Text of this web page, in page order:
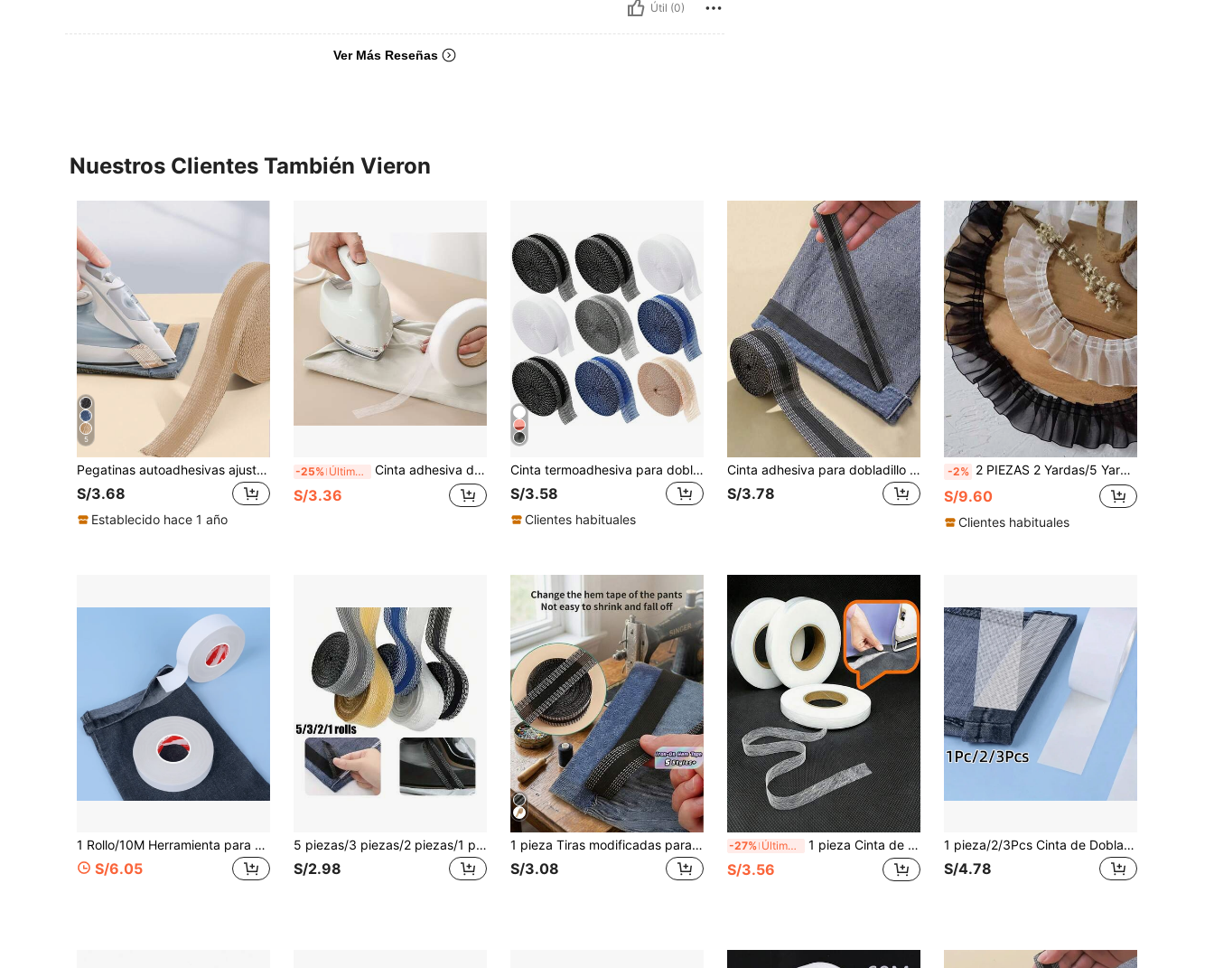
Útil (0)
Ver Más Reseñas
Nuestros Clientes También Vieron
5
Pegatinas autoadhesivas ajustables de longitud de bajo de pantalón sin cortar - ¡Ajusta fácilmente tus pantalones!
S/3.68
Establecido hace 1 año
-25% Último día Cinta adhesiva de 60m para acortar pantalones, accesorios de costura DIY para acortar la longitud de la ropa con plancha para uso doméstico
S/3.36
Cinta termoadhesiva para dobladillo de 1m/2m/5m/10m para acortar jeans, pantalones, ropa, faldas y costura DIY, cinta de alteración de dobladillo (1m/2m/3 metros/5m/10m), cinta termoadhesiva autoadhesiva para dobladillo, pretina autoadhesiva, lavable y parches termoadhesivos para dobladillo, accesorios de costura DIY - altera fácilmente pantalones, añade ambiente festivo a los regalos de vacaciones
S/3.58
Clientes habituales
Cinta adhesiva para dobladillo de pantalón, pegatina autoadhesiva para pernera de pantalón, parche para acortar el dobladillo del pantalón, pegatina para pernera de pantalón sin cortar para coser a mano, pegatina para acortar el dobladillo, adecuada para acortar vaqueros, pantalones, ropa, faldas y costura DIY
S/3.78
-2% 2 PIEZAS 2 Yardas/5 Yardas Cinta de Encaje de Organza Blanca con Borde de Volantes Plisados para Ropa, Accesorios para el Cabello, Manualidades DIY
S/9.60
Clientes habituales
1 Rollo/10M Herramienta para acortar pantalones sin necesidad de coser, cintas adhesivas de doble cara para acortar pantalones, mangas, cortinas
S/6.05
5 piezas/3 piezas/2 piezas/1 pieza Cinta de dobladillo de 118 pulgadas, adhesivo de fusión en caliente, autoadhesivo, sin costura, recortable, sin costuras, para acortar pantalones, hacer dobladillos, perneras de pantalones, acortar cortinas, acortar dobladillos de ropa, múltiples colores y tamaños disponibles
S/2.98
1 pieza Tiras modificadas para los bordes de los pantalones (1m/2m/3m/5m/10m), cinta autoadhesiva para acortar el bajo de los pantalones, cinta para el dobladillo de trajes, vaqueros y pantalones, cinta lavable termoadhesiva para ropa, accesorios de costura DIY - Transforma fácilmente tus pantalones, regalo ideal para Navidad
S/3.08
-27% Último día 1 pieza Cinta de dobladillo blanca, accesorio de costura, cinta adhesiva para forro de tela, cinta de unión para patchwork DIY, entretela no tejida de doble cara, cinta de dobladillo termoadhesiva, manualidades de costura DIY
S/3.56
1 pieza/2/3Pcs Cinta de Dobladillo para Pantalones, Tira de Dobladillo sin Costura para Pantalones y Mangas, Cinta de Dobladillo Autoadhesiva de Doble Cara para Acortar Pantalones y Cortinas
S/4.78